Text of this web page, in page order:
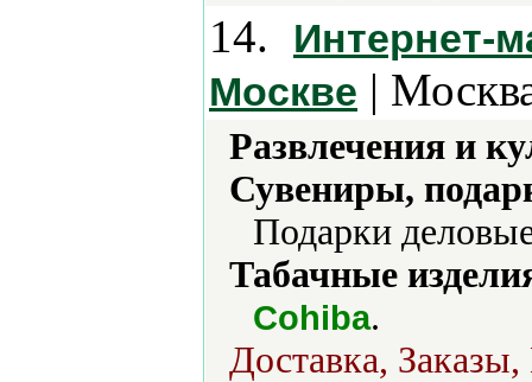
14.
Интернет-
Москве |
Развлечения и
Сувениры,
Подарки
Табачные
Cohiba.
Доставка,